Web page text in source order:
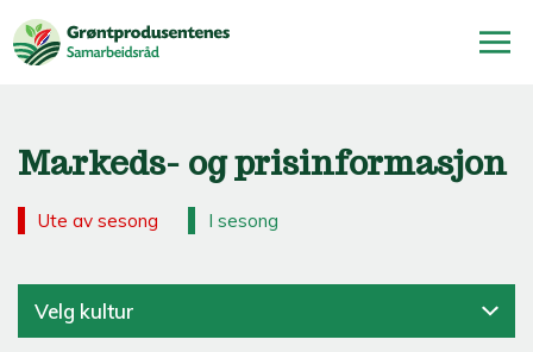
Markeds- og prisinformasjon
Ute av sesong I sesong
Velg kultur